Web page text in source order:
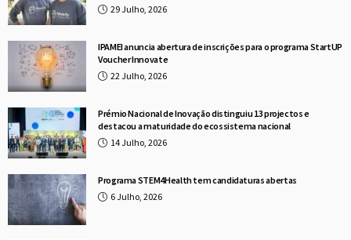
29 Julho, 2026
IPAMEI anuncia abertura de inscrições para o programa StartUP
Voucher Innovate
22 Julho, 2026
Prémio Nacional de Inovação distinguiu 13 projectos e
destacou a maturidade do ecossistema nacional
14 Julho, 2026
Programa STEM4Health tem candidaturas abertas
6 Julho, 2026